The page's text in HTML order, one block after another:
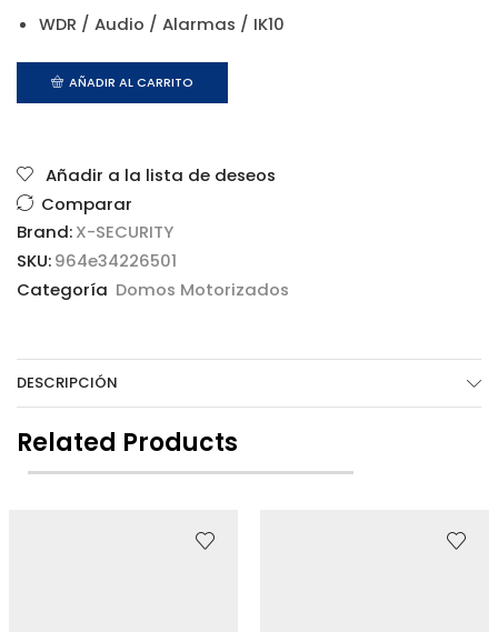
WDR / Audio / Alarmas / IK10
AÑADIR AL CARRITO
Añadir a la lista de deseos
Comparar
Brand:X-SECURITY
SKU:964e34226501
Categoría Domos Motorizados
DESCRIPCIÓN
Related Products